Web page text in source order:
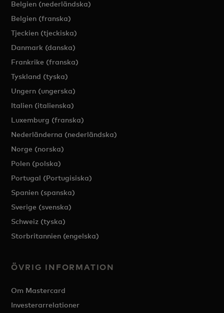
Belgien (nederländska)
Belgien (franska)
Tjeckien (tjeckiska)
Danmark (danska)
Frankrike (franska)
Tyskland (tyska)
Ungern (ungerska)
Italien (italienska)
Luxemburg (franska)
Nederländerna (nederländska)
Norge (norska)
Polen (polska)
Portugal (Portugisiska)
Spanien (spanska)
Sverige (svenska)
Schweiz (tyska)
Storbritannien (engelska)
ÖVRIG INFORMATION
Om Mastercard
Investerarrelationer